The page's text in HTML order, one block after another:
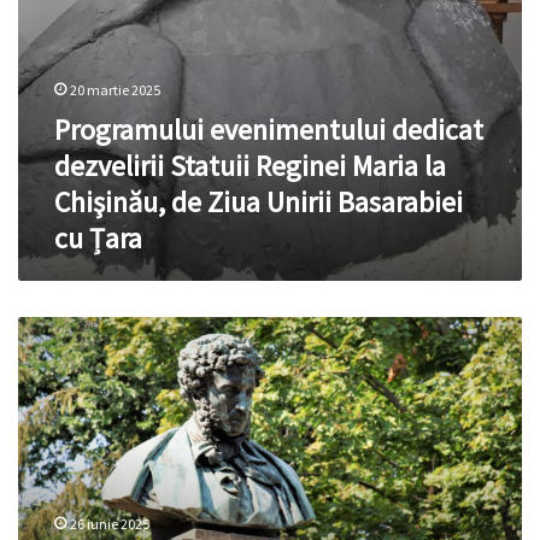
Unirii
Basarabiei
cu
Țara
20 martie 2025
Programului evenimentului dedicat
dezvelirii Statuii Reginei Maria la
Chişinău, de Ziua Unirii Basarabiei
cu Țara
Pușkin
a
disprețuit
Chișinăul.
De
ce
continuăm
să-
i
26 iunie 2025